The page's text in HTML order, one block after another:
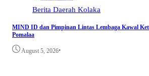
Berita Daerah Kolaka
MIND ID dan Pimpinan Lintas Lembaga Kawal
Pomalaa
August 5, 2026•